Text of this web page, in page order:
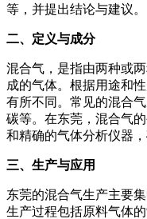
等，并提出结论与建议。
二、定义与成分
混合气，是指由两种或
成的气体。根据用途和
有所不同。常见的混合
碳等。在东莞，混合气
和精确的气体分析仪器
三、生产与应用
东莞的混合气生产主要
生产过程包括原料气体